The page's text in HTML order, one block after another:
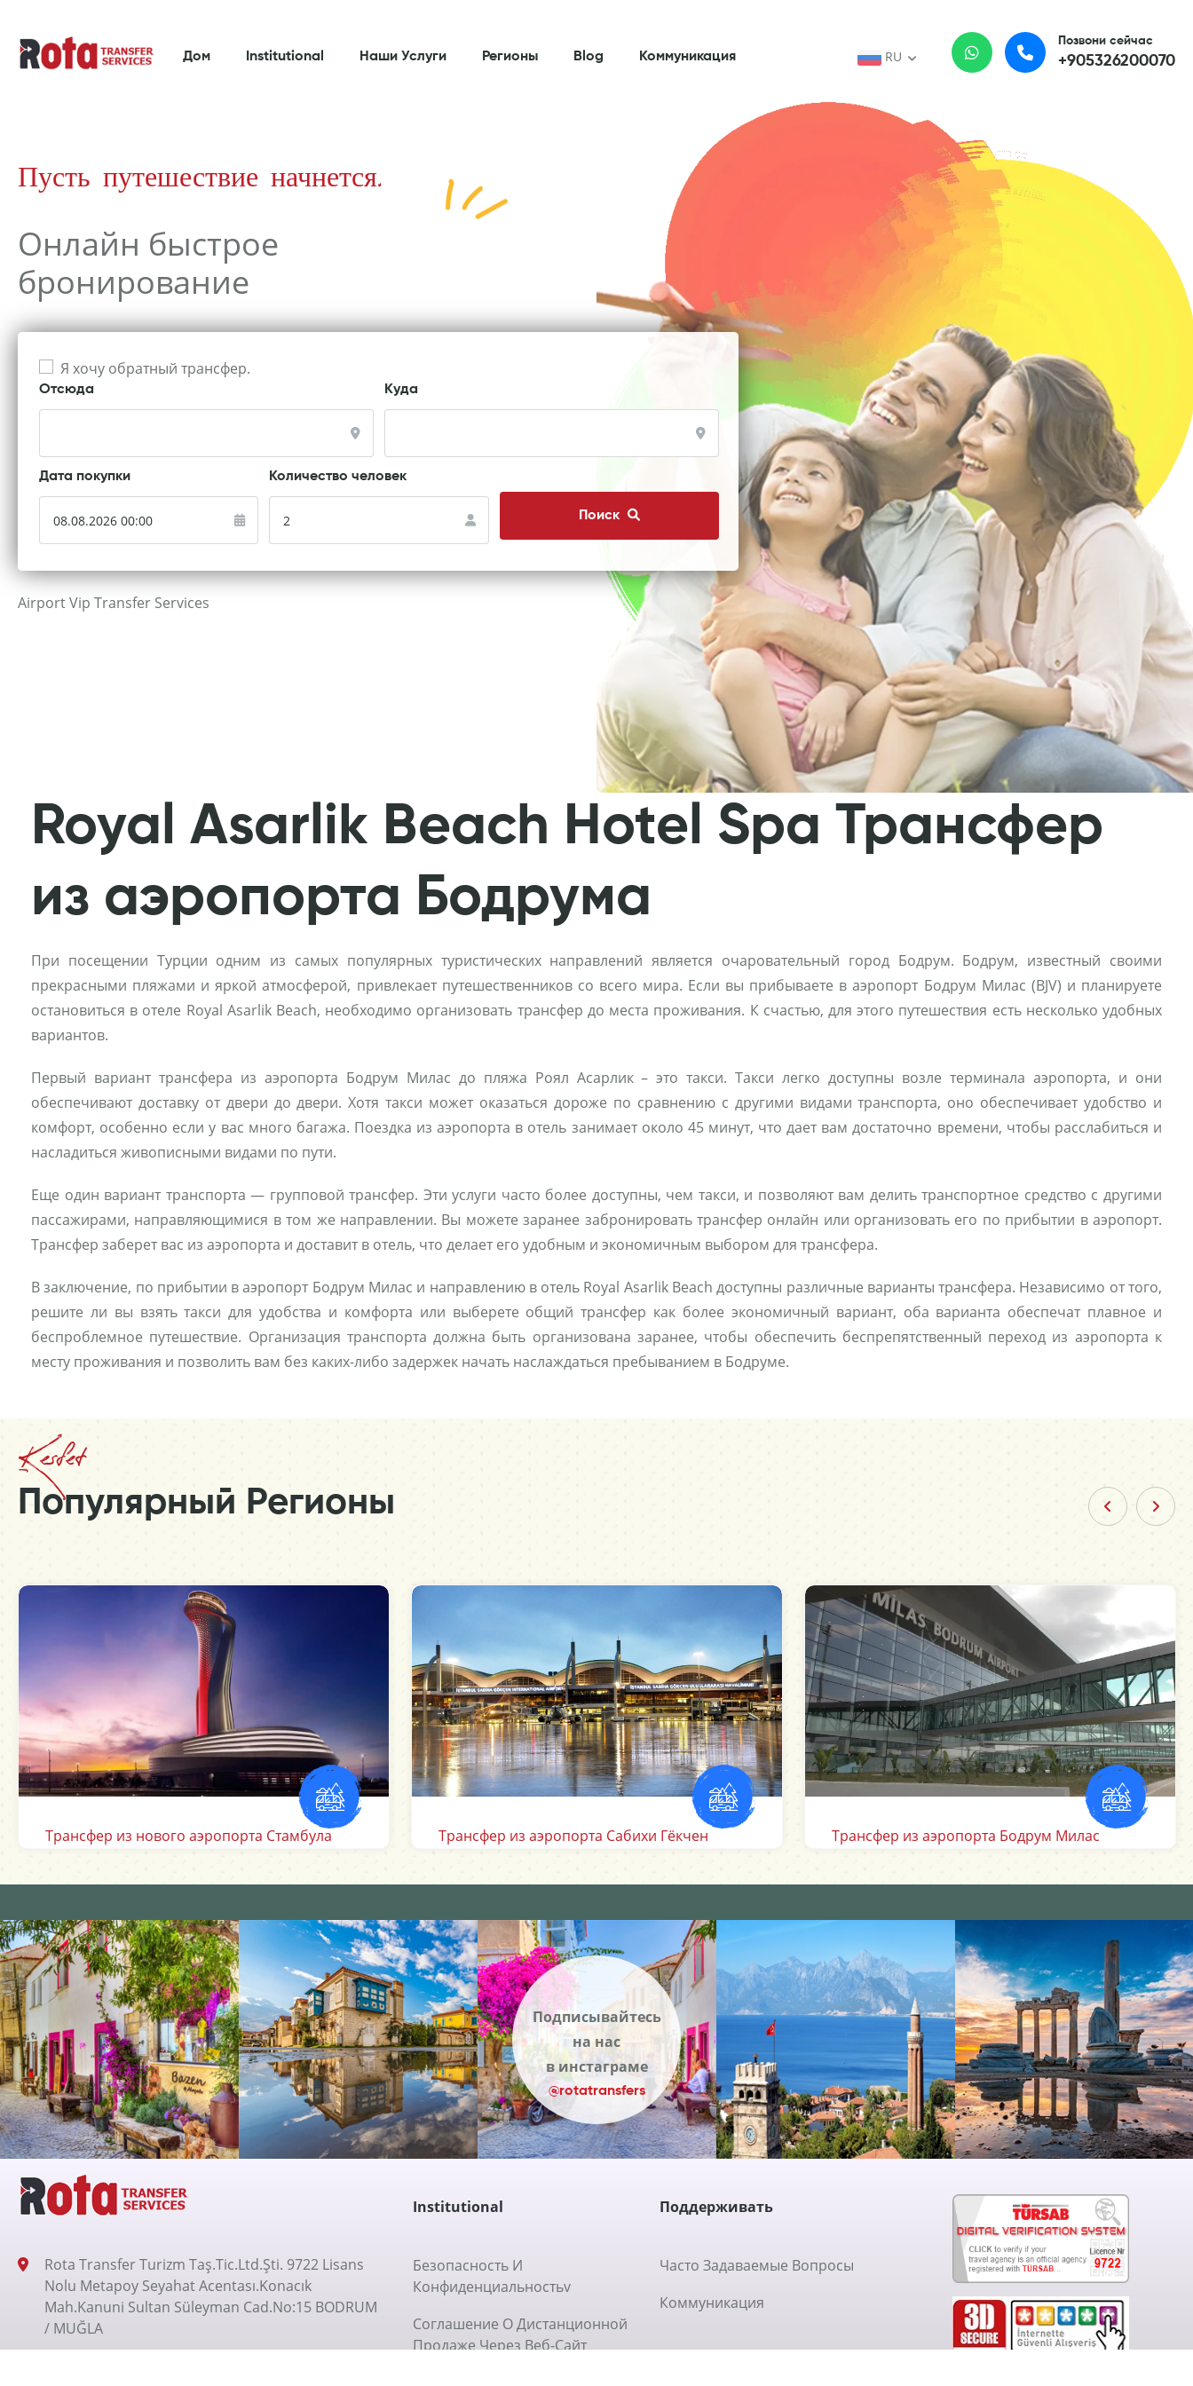
Дом Institutional Наши Услуги Регионы Blog Коммуникация RU
Позвони сейчас
+905326200070
Пусть путешествие начнется.
Онлайн быстрое
бронирование
Я хочу обратный трансфер.
Отсюда Куда
Дата покупки Количество человек
Поиск
Airport Vip Transfer Services
Royal Asarlik Beach Hotel Spa Трансфер
из аэропорта Бодрума
При посещении Турции одним из самых популярных туристических направлений является очаровательный город Бодрум. Бодрум, известный своими
прекрасными пляжами и яркой атмосферой, привлекает путешественников со всего мира. Если вы прибываете в аэропорт Бодрум Милас (BJV) и планируете
остановиться в отеле Royal Asarlik Beach, необходимо организовать трансфер до места проживания. К счастью, для этого путешествия есть несколько удобных
вариантов.
Первый вариант трансфера из аэропорта Бодрум Милас до пляжа Роял Асарлик – это такси. Такси легко доступны возле терминала аэропорта, и они
обеспечивают доставку от двери до двери. Хотя такси может оказаться дороже по сравнению с другими видами транспорта, оно обеспечивает удобство и
комфорт, особенно если у вас много багажа. Поездка из аэропорта в отель занимает около 45 минут, что дает вам достаточно времени, чтобы расслабиться и
насладиться живописными видами по пути.
Еще один вариант транспорта — групповой трансфер. Эти услуги часто более доступны, чем такси, и позволяют вам делить транспортное средство с другими
пассажирами, направляющимися в том же направлении. Вы можете заранее забронировать трансфер онлайн или организовать его по прибытии в аэропорт.
Трансфер заберет вас из аэропорта и доставит в отель, что делает его удобным и экономичным выбором для трансфера.
В заключение, по прибытии в аэропорт Бодрум Милас и направлению в отель Royal Asarlik Beach доступны различные варианты трансфера. Независимо от того,
решите ли вы взять такси для удобства и комфорта или выберете общий трансфер как более экономичный вариант, оба варианта обеспечат плавное и
беспроблемное путешествие. Организация транспорта должна быть организована заранее, чтобы обеспечить беспрепятственный переход из аэропорта к
месту проживания и позволить вам без каких-либо задержек начать наслаждаться пребыванием в Бодруме.
Kesfet
Популярный Регионы
Трансфер из аэропорта Даламан Мугла Трансфер из аэропорта Анталии Аэропорт Измир Трансферы
Подписывайтесь
на нас
в инстаграме
@rotatransfers
Rota Transfer Turizm Taş.Tic.Ltd.Şti. 9722 Lisans
Nolu Metapoy Seyahat Acentası.Konacık
Mah.Kanuni Sultan Süleyman Cad.No:15 BODRUM
/ MUĞLA
Institutional
Безопасность И
Конфиденциальностьv
Соглашение О Дистанционной
Продаже Через Веб-Сайт
Поддерживать
Часто Задаваемые Вопросы
Коммуникация